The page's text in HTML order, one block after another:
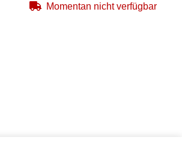
Momentan nicht verfügbar